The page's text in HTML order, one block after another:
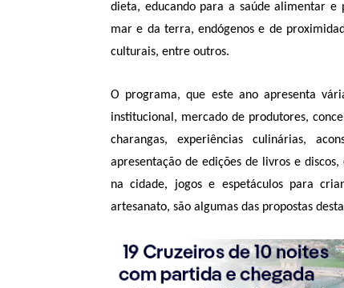
dieta, educando para a saúde alimentar e
mar e da terra, endógenos e de
culturais, entre outros.
O programa, que este ano apresenta
institucional, mercado de produtores,
charangas, experiências culinárias,
apresentação de edições de livros e
na cidade, jogos e espetáculos para
artesanato, são algumas das propostas